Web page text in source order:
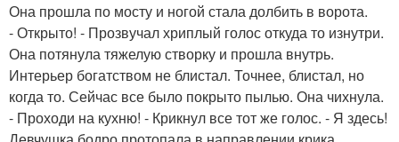
Она прошла по мосту и ногой стала долбить в ворота.
- Открыто! - Прозвучал хриплый голос откуда то изнутри.
Она потянула тяжелую створку и прошла внутрь.
Интерьер богатством не блистал. Точнее, блистал, но
когда то. Сейчас все было покрыто пылью. Она чихнула.
- Проходи на кухню! - Крикнул все тот же голос. - Я здесь!